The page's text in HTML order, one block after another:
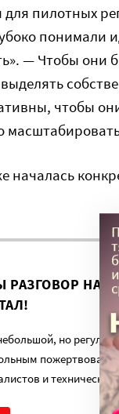
пилотных
понимали
— Чтобы они
чтобы
началась
НА
но
и